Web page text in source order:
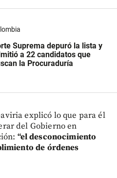
Suprema depuró la lista y
a 22 candidatos que
la Procuraduría
explicó lo que para él
del Gobierno en
“el desconocimiento
de órdenes